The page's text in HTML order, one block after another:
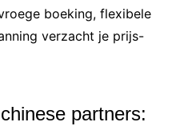
boeking, flexibele
verzacht je prijs-
partners: